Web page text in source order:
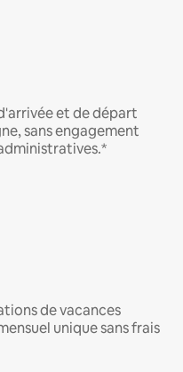
et de départ
sans engagement
de vacances
unique sans frais